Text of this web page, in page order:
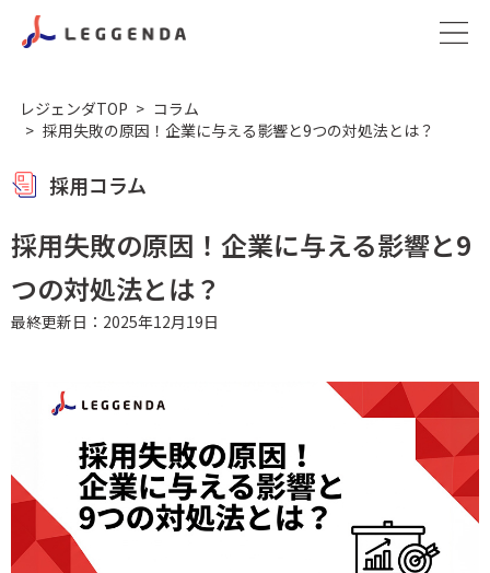
レジェンダTOP
コラム
採用失敗の原因！企業に与える影響と9つの対処法とは？
採用コラム
採用失敗の原因！企業に与える影響と9
つの対処法とは？
最終更新日：2025年12月19日